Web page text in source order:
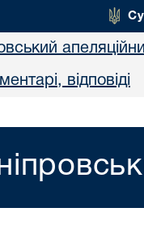
відповіді